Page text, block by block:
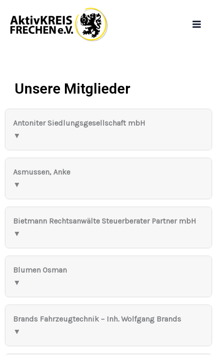
Inhalt
springen
Unsere Mitglieder
Antoniter Siedlungsgesellschaft mbH
▼
Asmussen, Anke
▼
Bietmann Rechtsanwälte Steuerberater Partner mbH
▼
Blumen Osman
▼
Brands Fahrzeugtechnik – Inh. Wolfgang Brands
▼